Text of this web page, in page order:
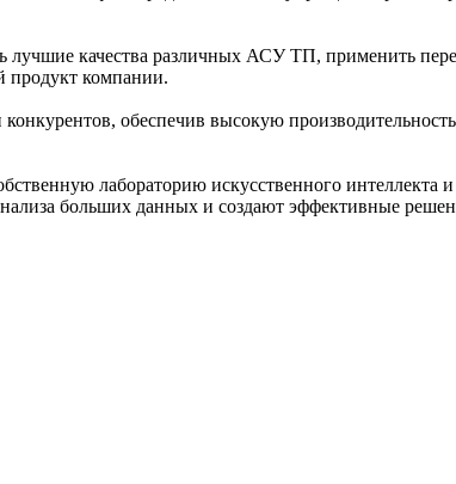
качества различных АСУ ТП, применить
продукт компании.
обеспечив высокую
лабораторию искусственного интеллекта
больших данных и создают эффективные